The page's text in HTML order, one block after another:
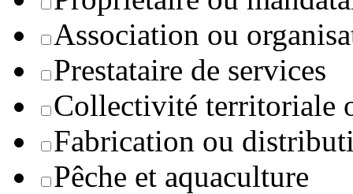
Association ou
Prestataire de services
Collectivité territoriale
Fabrication ou
Pêche et aquaculture